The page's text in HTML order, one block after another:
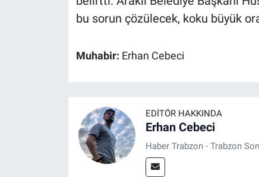
bu sorun çözülecek, koku büyük
Muhabir: Erhan Cebeci
EDITÖR HAKKINDA
Erhan Cebeci
Haber Trabzon - Trabzon